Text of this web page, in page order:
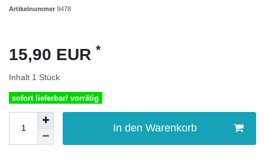
Artikelnummer 9478
15,90 EUR *
Inhalt 1 Stück
sofort lieferbar/ vorrätig
In den Warenkorb